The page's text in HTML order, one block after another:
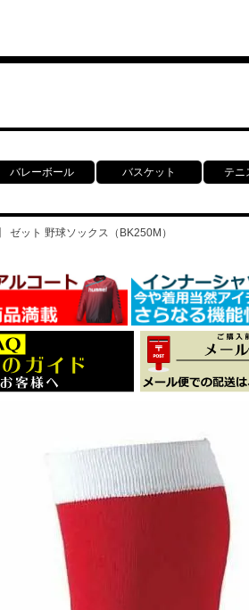
バレーボール バスケット テニ
ゼット 野球ソックス（BK250M）